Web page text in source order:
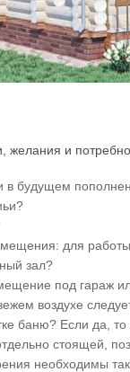
желания и
в будущем
для
зал?
под гараж
воздухе
баню? Если да,
стоящей,
необходимы